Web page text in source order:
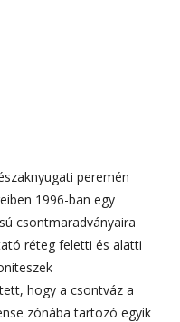
peremén
1996-ban egy
csontmaradványaira
réteg feletti és alatti
hogy a csontváz a
zónába tartozó egyik